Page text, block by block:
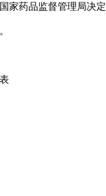
家药品监督管理局决